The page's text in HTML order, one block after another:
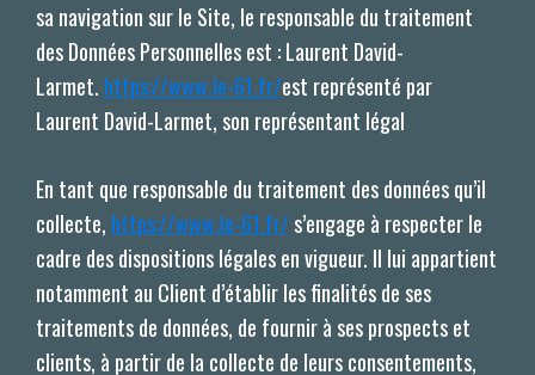
sa navigation sur le Site, le responsable du traitement
des Données Personnelles est : Laurent David-
Larmet. https://www.le-61.fr/est représenté par
Laurent David-Larmet, son représentant légal
En tant que responsable du traitement des données qu’il
collecte, https://www.le-61.fr/ s’engage à respecter le
cadre des dispositions légales en vigueur. Il lui appartient
notamment au Client d’établir les finalités de ses
traitements de données, de fournir à ses prospects et
clients, à partir de la collecte de leurs consentements,